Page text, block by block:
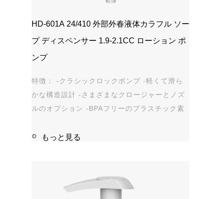
HD-601A 24/410 外部外春液体カラフル ソー
プ ディスペンサー 1.9-2.1CC ローション ポ
ンプ
特徴： -クラシックロックポンプ -軽くて滑ら
かな構造設計 -さまざまなクロージャーとノズ
ルのオプション -BPAフリーのプラスチック素
石鹸、シャンプー、シャワージェル -パーソナ
もっと見る